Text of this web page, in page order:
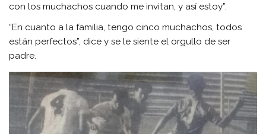
con los muchachos cuando me invitan, y así estoy”.
“En cuanto a la familia, tengo cinco muchachos, todos
están perfectos”, dice y se le siente el orgullo de ser
padre.